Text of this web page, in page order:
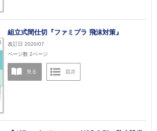
組立式間仕切『ファミプラ 飛沫対策』
改訂日 2020/07
ページ数 2ページ